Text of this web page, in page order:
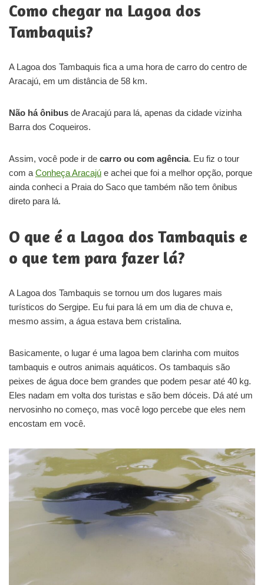
Como chegar na Lagoa dos
Tambaquis?
A Lagoa dos Tambaquis fica a uma hora de carro do centro de
Aracajú, em um distância de 58 km.
Não há ônibus de Aracajú para lá, apenas da cidade vizinha
Barra dos Coqueiros.
Assim, você pode ir de carro ou com agência. Eu fiz o tour
com aConheça Aracajú e achei que foi a melhor opção, porque
ainda conheci a Praia do Saco que também não tem ônibus
direto para lá.
O que é a Lagoa dos Tambaquis e
o que tem para fazer lá?
A Lagoa dos Tambaquis se tornou um dos lugares mais
turísticos do Sergipe. Eu fui para lá em um dia de chuva e,
mesmo assim, a água estava bem cristalina.
Basicamente, o lugar é uma lagoa bem clarinha com muitos
tambaquis e outros animais aquáticos. Os tambaquis são
peixes de água doce bem grandes que podem pesar até 40 kg.
Eles nadam em volta dos turistas e são bem dóceis. Dá até um
nervosinho no começo, mas você logo percebe que eles nem
encostam em você.